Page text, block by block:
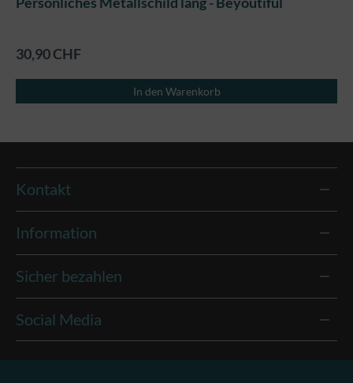
30,90 CHF
In den Warenkorb
Kontakt
Information
Sicher bezahlen
Social Media